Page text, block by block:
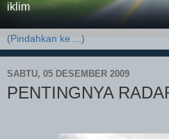
iklim
SABTU, 05 DESEMBER 2009
PENTINGNYA